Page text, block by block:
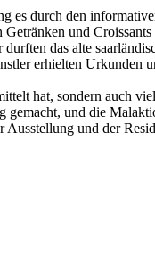
es durch den
und Croissants
das alte
erhielten Urkunden
hat, sondern auch
gemacht, und die
und der